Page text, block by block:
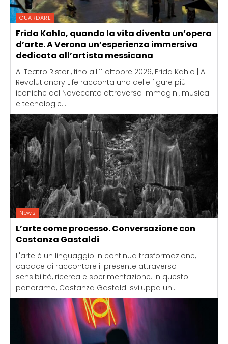
GUARDARE
Frida Kahlo, quando la vita diventa un’opera
d’arte. A Verona un’esperienza immersiva
dedicata all’artista messicana
Al Teatro Ristori, fino all'11 ottobre 2026, Frida Kahlo | A
Revolutionary Life racconta una delle figure più
iconiche del Novecento attraverso immagini, musica
e tecnologie...
News
L’arte come processo. Conversazione con
Costanza Gastaldi
L'arte è un linguaggio in continua trasformazione,
capace di raccontare il presente attraverso
sensibilità, ricerca e sperimentazione. In questo
panorama, Costanza Gastaldi sviluppa un...